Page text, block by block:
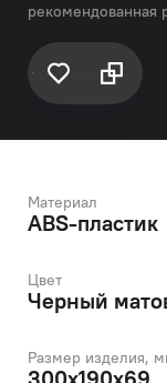
рекомендованная
Материал
ABS-пластик
Цвет
Черный
Размер изделия,